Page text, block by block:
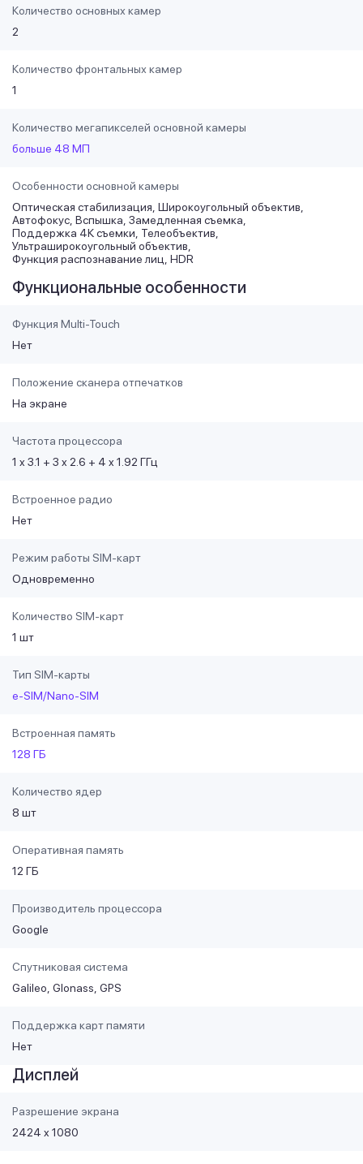
Количество основных камер
2
Количество фронтальных камер
1
Количество мегапикселей основной камеры
больше 48 МП
Особенности основной камеры
Оптическая стабилизация Широкоугольный объектив
Автофокус Вспышка Замедленная съемка
Поддержка 4К съемки Телеобъектив
Ультраширокоугольный объектив
Функция распознавание лиц HDR
Функциональные особенности
Функция Multi-Touch
Нет
Положение сканера отпечатков
На экране
Частота процессора
1 x 3.1 + 3 x 2.6 + 4 x 1.92 ГГц
Встроенное радио
Нет
Режим работы SIM-карт
Одновременно
Количество SIM-карт
1 шт
Тип SIM-карты
e-SIM/Nano-SIM
Встроенная память
128 ГБ
Количество ядер
8 шт
Оперативная память
12 ГБ
Производитель процессора
Google
Спутниковая система
Galileo Glonass GPS
Поддержка карт памяти
Нет
Дисплей
Разрешение экрана
2424 x 1080